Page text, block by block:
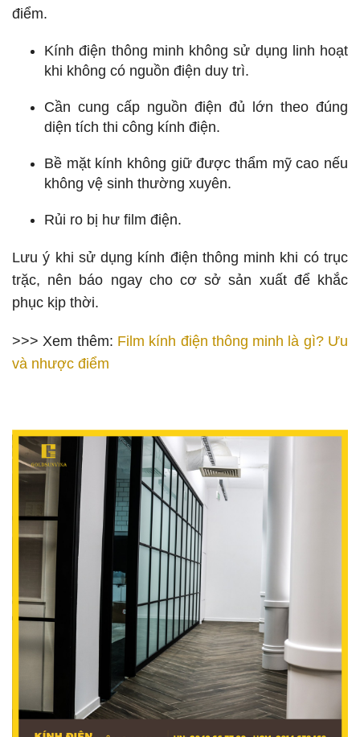
điểm.
Kính điện thông minh không sử dụng linh hoạt
khi không có nguồn điện duy trì.
Cần cung cấp nguồn điện đủ lớn theo đúng
diện tích thi công kính điện.
Bề mặt kính không giữ được thẩm mỹ cao nếu
không vệ sinh thường xuyên.
Rủi ro bị hư film điện.
Lưu ý khi sử dụng kính điện thông minh khi có trục
trặc, nên báo ngay cho cơ sở sản xuất để khắc
phục kịp thời.
>>> Xem thêm: Film kính điện thông minh là gì? Ưu
và nhược điểm